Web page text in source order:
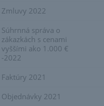
Zmluvy 2022
Súhrnná správa o
zákazkách s cenami
vyššími ako 1.000 €
-2022
Faktúry 2021
Objednávky 2021